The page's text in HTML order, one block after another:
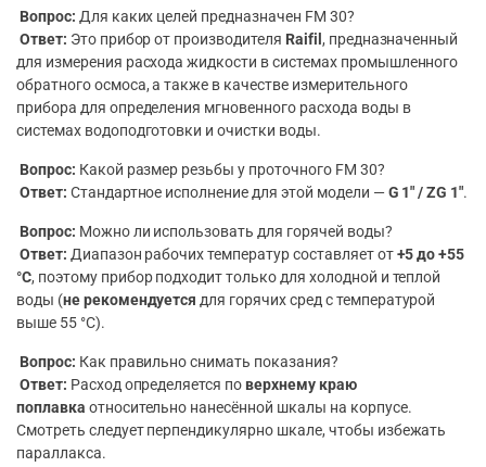
Вопрос: Для каких целей предназначен FM 30?
Ответ: Это прибор от производителя Raifil , предназначенный
для измерения расхода жидкости в системах промышленного
обратного осмоса, а также в качестве измерительного
прибора для определения мгновенного расхода воды в
системах водоподготовки и очистки воды.
Вопрос: Какой размер резьбы у проточного FM 30?
Ответ: Стандартное исполнение для этой модели —G 1″ / ZG 1″.
Вопрос: Можно ли использовать для горячей воды?
Ответ: Диапазон рабочих температур составляет от+5 до +55
°C, поэтому прибор подходит только для холодной и теплой
воды (не рекомендуется для горячих сред с температурой
выше 55 °C).
Вопрос: Как правильно снимать показания?
Ответ: Расход определяется по верхнему краю
поплавка относительно нанесённой шкалы на корпусе.
Смотреть следует перпендикулярно шкале, чтобы избежать
параллакса.